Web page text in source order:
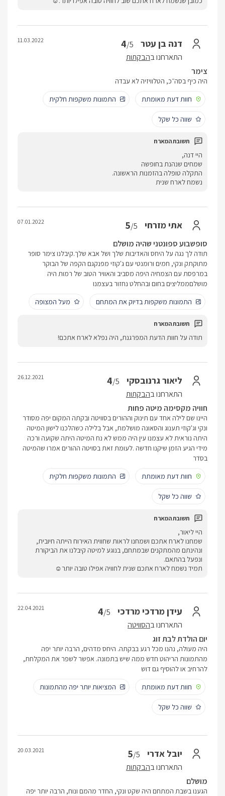
דנה בן עטר 4/5
התארחנו בהבקתות
11.03.2022
צימר
היה כיף בסה״כ, הטלוויזיה לא עבדה
חוות דעת מאומתת
התמונות משקפות חלקית
שווה כל שקל
היי דנה,
שמחים שנהנת בחופשה
התקלה טופלה בהזמנות הראשונה.
נשמח לארח שנית
אתי מזרחי 5/5
07.01.2022
סופשבוע ספונטני שהיה מושלם
תודה לך נגה על היחס והאדיבות שלך ושל אבא שלך.קיבלנו צימר סופר
מתוקתק ונקי, חמים ורומנטי עם ג'קוזי מפנקגם הקפה של הבוקר
במרפסת עם הצמחיה היפה מסביב והאוויר הטוב של רמות היה
מושלםממליצים בחום ובהחלט נחזור בעצמנו
התמונות משקפות בדיוק את המתחם
מעל המצופה
תודה על חוות הדעת המפרגנת, היה נפלא לארח אתכם!
ליאור גרנובסקי 4/5
התארחנו בהבקתות
26.12.2021
חוויה מקסימה מיטה פחות
היינו שם לילה אחד עם תינוק וההורים בסוויטה ובקתה המקום יפה מסודר
ונקי וג'קוזי תענוג והסאונה מושלמת, אבל בלילה כשהלכנו לישון המיטה
היתה נוראית לא עצמנו עין היה ממש לא נח המיטה היתה שקועה ורכה
מידי הגיע הזמן שיקנו חדשה .לעומת זאת בסויטה ההורים אמרו שהמיטה
בסדר
חוות דעת מאומתת
התמונות משקפות חלקית
שווה כל שקל
היי ליאור,
שמחנו לארח אתכם ושמחנו לראות שחווית האירוח הייתה חיובית,
ונהינתם מהמתקנים שבמתחם, בנוגע למיטה קיבלנו את הביקורת
ונפעל בהתאם.
תמיד נשמח לארח אתכם שנית לחוויה אפילו טובה יותר☺
עידן מרדכי מרדכי 4/5
התארחנו בהסוויטה
22.04.2021
יום הולדת לבת זוג
היה מעולה, נהנו מכל רגע בבקתה. היחס מדהים, הרבה יותר יפה
מהתמונות הריהוט חדש ממה שיש בתמונה. אפשר לשפר את המקלחת,
להרחיב או להוסיף גם דוש
חוות דעת מאומתת
המציאות יותר יפה מהתמונות
שווה כל שקל
יובל אדרי 5/5
התארחנו בהבקתות
20.03.2021
מושלם
הגענו בשבת המתחם היה שקט ונקי, החדר מהמם ונוח, הרבה יותר יפה